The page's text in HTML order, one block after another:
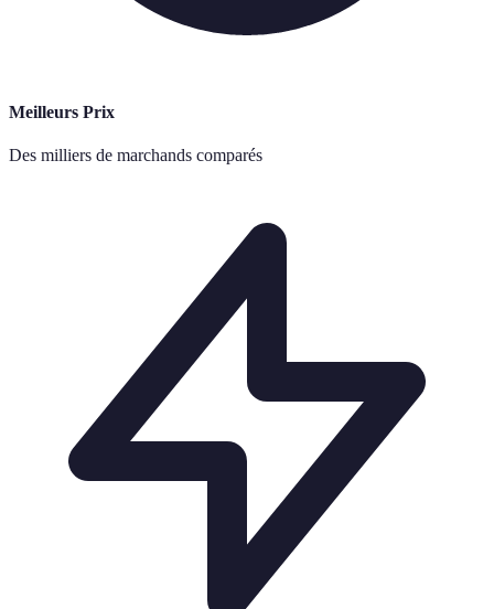
Meilleurs Prix
Des milliers de marchands comparés